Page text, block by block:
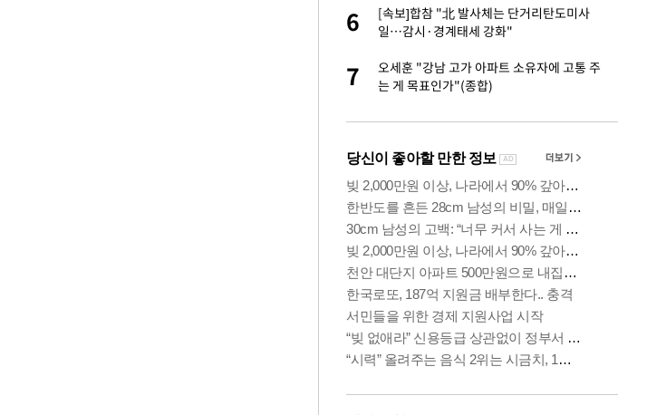
6
[속보]합참 "北 발사체는 단거리탄도미사
일…감시·경계태세 강화"
7
오세훈 "강남 고가 아파트 소유자에 고통 주
는 게 목표인가"(종합)